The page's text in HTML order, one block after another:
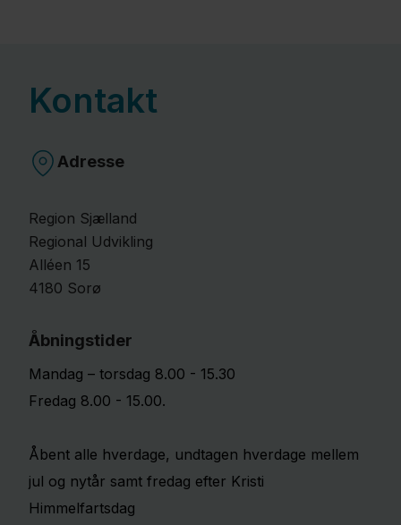
Kontakt
Adresse
Region Sjælland
Regional Udvikling
Alléen 15
4180 Sorø
Åbningstider
Mandag – torsdag 8.00 - 15.30
Fredag 8.00 - 15.00.
Åbent alle hverdage, undtagen hverdage mellem
jul og nytår samt fredag efter Kristi
Himmelfartsdag